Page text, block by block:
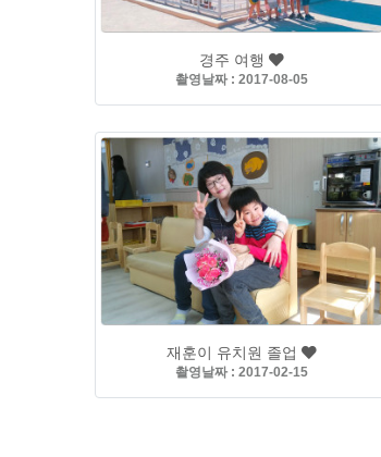
경주 여행
촬영날짜 : 2017-08-05
재훈이 유치원 졸업
촬영날짜 : 2017-02-15